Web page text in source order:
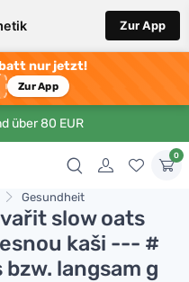
Zur App
nur jetzt!
Zur App
über 80 EUR
0
Gesundheit
slow oats
kaši --- #
bzw. langsam g